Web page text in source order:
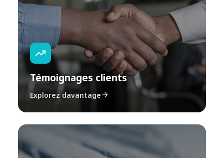
Témoignages clients
Explorez davantage